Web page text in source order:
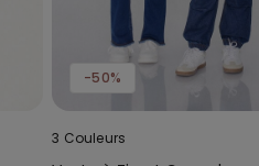
-50%
3 Couleurs